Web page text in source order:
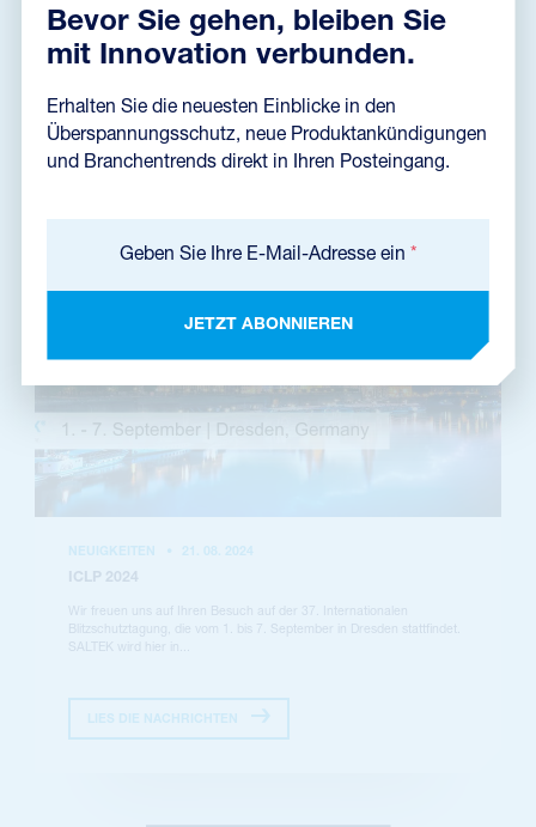
NEUIGKEITEN • 21. 08. 2024
ICLP 2024
Wir freuen uns auf Ihren Besuch auf der 37. Internationalen
Blitzschutztagung, die vom 1. bis 7. September in Dresden stattfindet.
SALTEK wird hier in...
LIES DIE NACHRICHTEN
Bevor Sie gehen, bleiben Sie
mit Innovation verbunden.
Erhalten Sie die neuesten Einblicke in den
Überspannungsschutz, neue Produktankündigungen
und Branchentrends direkt in Ihren Posteingang.
Geben Sie Ihre E-Mail-Adresse ein *
JETZT ABONNIEREN